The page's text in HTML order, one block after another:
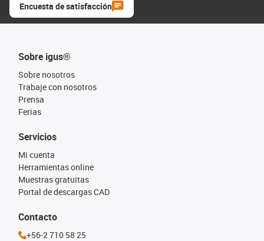
Encuesta de satisfacción
Sobre igus®
Sobre nosotros
Trabaje con nosotros
Prensa
Ferias
Servicios
Mi cuenta
Herramientas online
Muestras gratuitas
Portal de descargas CAD
Contacto
+56-2 710 58 25